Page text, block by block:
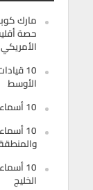
مارك
حصة
الأمريكي
10
الأوسط
10 أسماء تعيد تشكيل اللوجستيات الذكية في الخليج
10
10
الخليج